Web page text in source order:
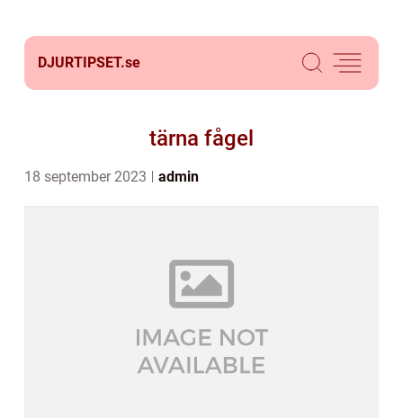
DJURTIPSET.se
tärna fågel
18 september 2023 admin